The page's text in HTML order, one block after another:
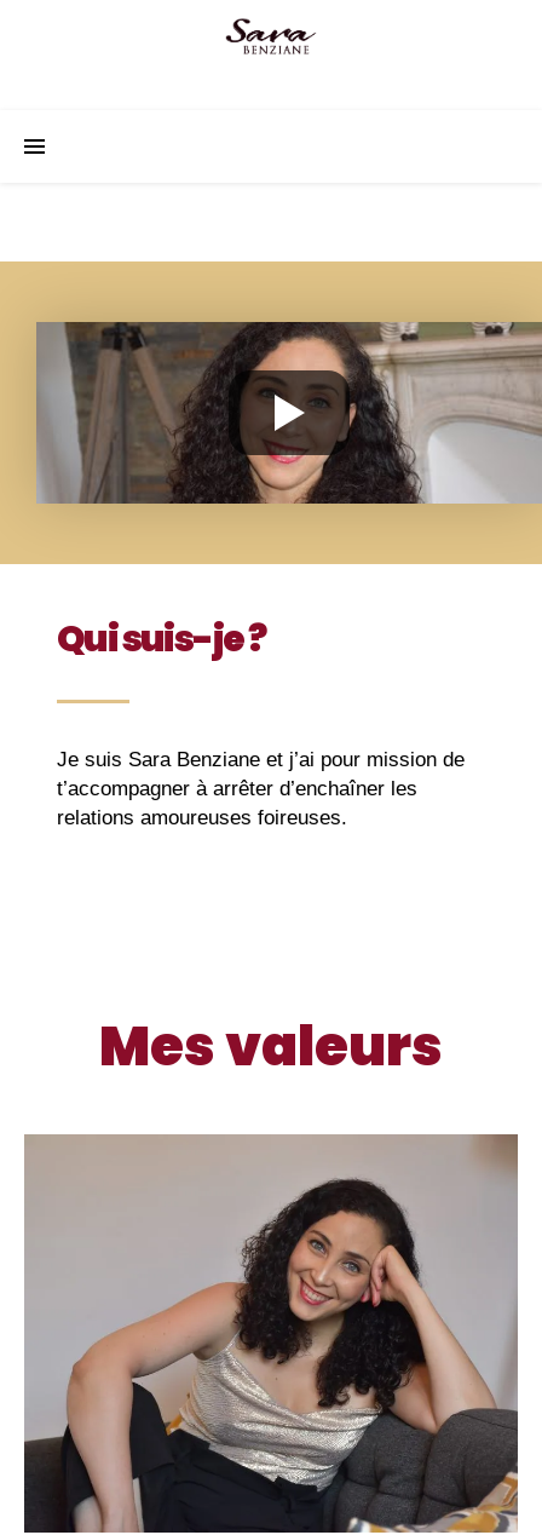
Qui suis-je ?
Je suis Sara Benziane et j’ai pour mission de
t’accompagner à arrêter d’enchaîner les
relations amoureuses foireuses.
Mes valeurs